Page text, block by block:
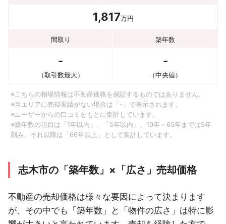
1,817万円
間取り 築年数
-
（取引数最大）
-
（中央値）
※こちらの相場情報は不動産価格を保証するものではありません。
※当エリアに売却実績がない場合は「-」で表示されます。
※ユーザーからの口コミをもとに集計しています。
※築年数の項目は「1年以内」、「5年以内」、10年～65年までは5年
刻み、それ以降は「66年以上」として集計しています。
志木市の「築年数」×「広さ」売却価格
不動産の売却価格は様々な要因によって決まります
が、その中でも「築年数」と「物件の広さ」は特に影